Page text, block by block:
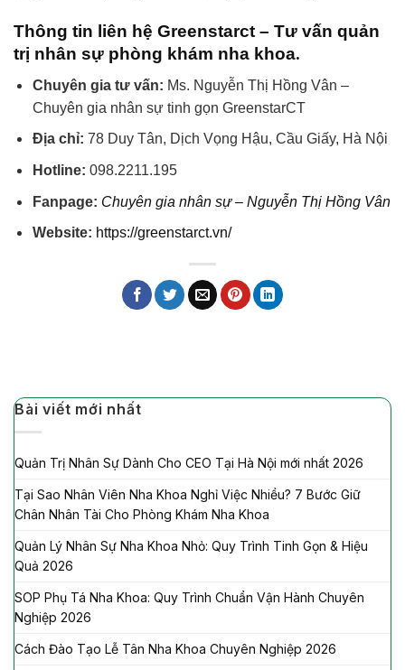
Thông tin liên hệ Greenstarct – Tư vấn quản
trị nhân sự phòng khám nha khoa.
Chuyên gia tư vấn: Ms. Nguyễn Thị Hồng Vân –
Chuyên gia nhân sự tinh gọn GreenstarCT
Địa chỉ: 78 Duy Tân, Dịch Vọng Hậu, Cầu Giấy, Hà Nội
Hotline: 098.2211.195
Fanpage: Chuyên gia nhân sự – Nguyễn Thị Hồng Vân
Website: https://greenstarct.vn/
Bài viết mới nhất
Quản Trị Nhân Sự Dành Cho CEO Tại Hà Nội mới nhất 2026
Tại Sao Nhân Viên Nha Khoa Nghỉ Việc Nhiều? 7 Bước Giữ
Chân Nhân Tài Cho Phòng Khám Nha Khoa
Quản Lý Nhân Sự Nha Khoa Nhỏ: Quy Trình Tinh Gọn & Hiệu
Quả 2026
SOP Phụ Tá Nha Khoa: Quy Trình Chuẩn Vận Hành Chuyên
Nghiệp 2026
Cách Đào Tạo Lễ Tân Nha Khoa Chuyên Nghiệp 2026